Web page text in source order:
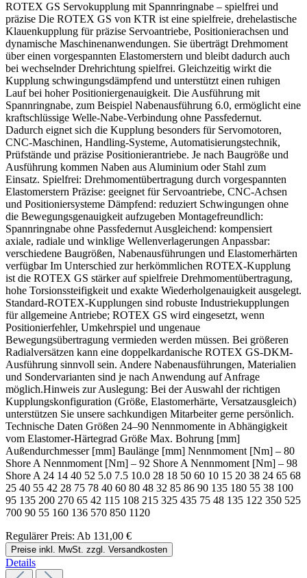
ROTEX GS Servokupplung mit Spannringnabe – spielfrei und
präzise Die ROTEX GS von KTR ist eine spielfreie, drehelastische
Klauenkupplung für präzise Servoantriebe, Positionierachsen und
dynamische Maschinenanwendungen. Sie überträgt Drehmoment
über einen vorgespannten Elastomerstern und bleibt dadurch auch
bei wechselnder Drehrichtung spielfrei. Gleichzeitig wirkt die
Kupplung schwingungsdämpfend und unterstützt einen ruhigen
Lauf bei hoher Positioniergenauigkeit. Die Ausführung mit
Spannringnabe, zum Beispiel Nabenausführung 6.0, ermöglicht eine
kraftschlüssige Welle-Nabe-Verbindung ohne Passfedernut.
Dadurch eignet sich die Kupplung besonders für Servomotoren,
CNC-Maschinen, Handling-Systeme, Automatisierungstechnik,
Prüfstände und präzise Positionierantriebe. Je nach Baugröße und
Ausführung kommen Naben aus Aluminium oder Stahl zum
Einsatz. Spielfrei: Drehmomentübertragung durch vorgespannten
Elastomerstern Präzise: geeignet für Servoantriebe, CNC-Achsen
und Positioniersysteme Dämpfend: reduziert Schwingungen ohne
die Bewegungsgenauigkeit aufzugeben Montagefreundlich:
Spannringnabe ohne Passfedernut Ausgleichend: kompensiert
axiale, radiale und winklige Wellenverlagerungen Anpassbar:
verschiedene Baugrößen, Nabenausführungen und Elastomerhärten
verfügbar Im Unterschied zur herkömmlichen ROTEX-Kupplung
ist die ROTEX GS stärker auf spielfreie Drehmomentübertragung,
hohe Torsionssteifigkeit und exakte Wiederholgenauigkeit ausgelegt.
Standard-ROTEX-Kupplungen sind robuste Industriekupplungen
für allgemeine Antriebe; ROTEX GS wird eingesetzt, wenn
Positionierfehler, Umkehrspiel und ungenaue
Bewegungsübertragung vermieden werden müssen. Bei größeren
Radialversätzen kann eine doppelkardanische ROTEX GS-DKM-
Ausführung sinnvoll sein. Andere Nabenausführungen, Materialien
und Sondervarianten sind je nach Anwendung auf Anfrage
möglich.Hinweis zur Auslegung: Bei der Auswahl der richtigen
Kupplungskonfiguration (Größe, Elastomerhärte, Versatzausgleich)
unterstützen Sie unsere sachkundigen Mitarbeiter gerne persönlich.
Technische Daten Größen 24–90 Nennmomente in Abhängigkeit
vom Elastomer-Härtegrad Größe Max. Bohrung [mm]
Außendurchmesser [mm] Baulänge [mm] Nennmoment [Nm] – 80
Shore A Nennmoment [Nm] – 92 Shore A Nennmoment [Nm] – 98
Shore A 24 14 40 52 5.0 7.5 10.0 28 18 50 60 10 15 20 38 24 65 68
25 40 55 42 28 75 78 40 60 80 48 32 85 86 90 135 180 55 38 100
95 135 200 270 65 42 115 108 215 325 435 75 48 135 122 350 525
700 90 55 160 136 570 850 1120
Regulärer Preis: Ab 131,00 €
Preise inkl. MwSt. zzgl. Versandkosten
Details